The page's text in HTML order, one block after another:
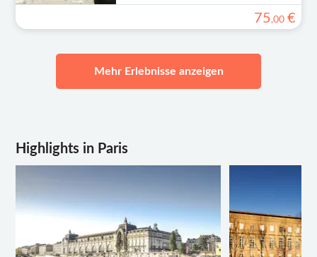
75,00 €
Mehr Erlebnisse anzeigen
Highlights in Paris